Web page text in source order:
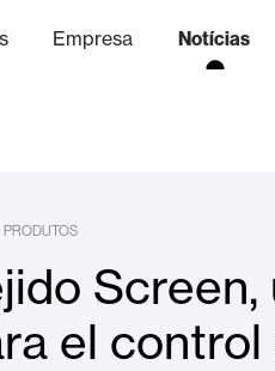
Sol e Maiorquinas
Empresa Notícias
PRODUTOS
Screen,
el control